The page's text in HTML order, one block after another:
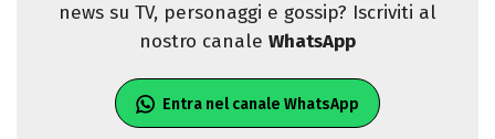
news su TV, personaggi e gossip? Iscriviti al
nostro canale WhatsApp
Entra nel canale WhatsApp